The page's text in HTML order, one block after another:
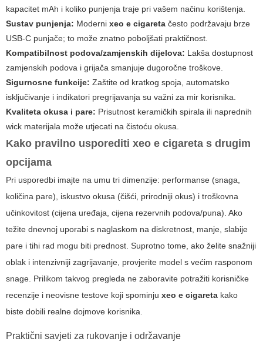
kapacitet mAh i koliko punjenja traje pri vašem načinu korištenja.
Sustav punjenja: Moderni xeo e cigareta često podržavaju brze
USB-C punjače; to može znatno poboljšati praktičnost.
Kompatibilnost podova/zamjenskih dijelova: Lakša dostupnost
zamjenskih podova i grijača smanjuje dugoročne troškove.
Sigurnosne funkcije: Zaštite od kratkog spoja, automatsko
isključivanje i indikatori pregrijavanja su važni za mir korisnika.
Kvaliteta okusa i pare: Prisutnost keramičkih spirala ili naprednih
wick materijala može utjecati na čistoću okusa.
Kako pravilno usporediti xeo e cigareta s drugim
opcijama
Pri usporedbi imajte na umu tri dimenzije: performanse (snaga,
količina pare), iskustvo okusa (čišći, prirodniji okus) i troškovna
učinkovitost (cijena uređaja, cijena rezervnih podova/puna). Ako
težite dnevnoj uporabi s naglaskom na diskretnost, manje, slabije
pare i tihi rad mogu biti prednost. Suprotno tome, ako želite snažniji
oblak i intenzivniji zagrijavanje, provjerite model s većim rasponom
snage. Prilikom takvog pregleda ne zaboravite potražiti korisničke
recenzije i neovisne testove koji spominju xeo e cigareta kako
biste dobili realne dojmove korisnika.
Praktični savjeti za rukovanje i održavanje